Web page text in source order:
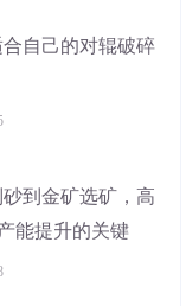
自己的对辊破碎
到金矿选矿，高
能提升的关键